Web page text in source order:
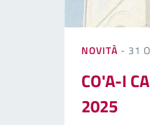
NOVITÀ - 31
CO'A-I
2025